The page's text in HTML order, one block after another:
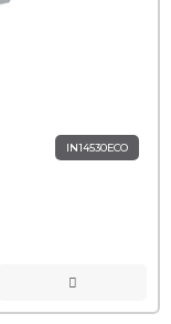
IN14530ECO